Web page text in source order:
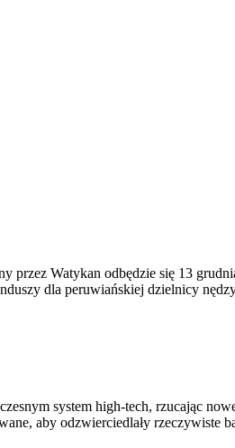
Watykan odbędzie się 13
dla peruwiańskiej dzielnicy
system high-tech, rzucając
aby odzwierciedlały rzeczywiste